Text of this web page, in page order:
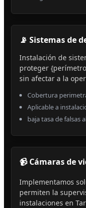
📡 Sistemas de
Instalación de
proteger
sin afectar a la
Cobertura
Aplicable a
baja tasa de falsas
📹 Cámaras de
Implementamos
permiten la
instalaciones en